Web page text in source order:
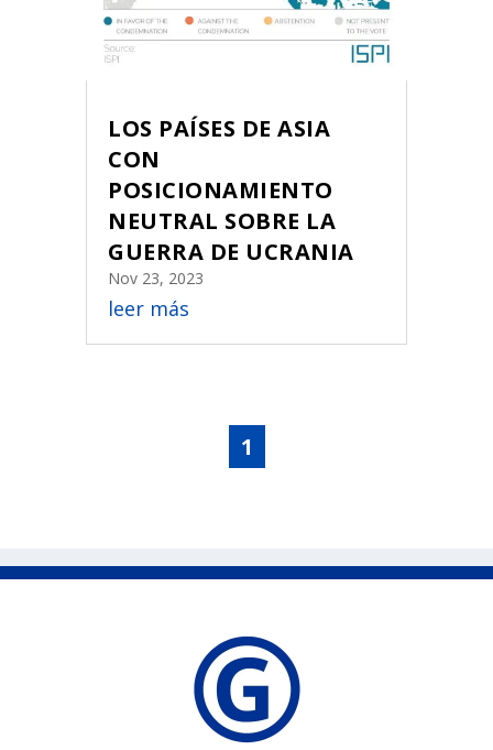
LOS PAÍSES DE ASIA
CON
POSICIONAMIENTO
NEUTRAL SOBRE LA
GUERRA DE UCRANIA
Nov 23, 2023
leer más
1